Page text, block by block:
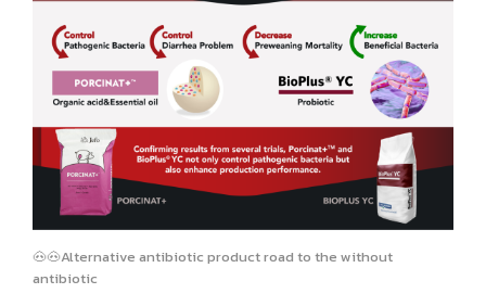
🐽🐽Alternative antibiotic product road to the without
antibiotic